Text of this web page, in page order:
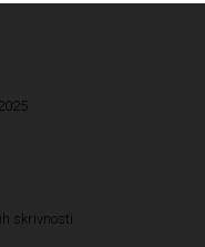
skrivnosti